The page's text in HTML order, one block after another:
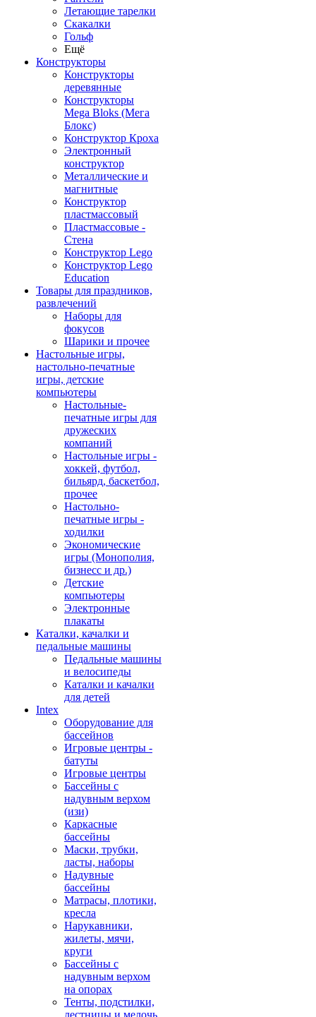
Летающие тарелки
Скакалки
Гольф
Ещё
Конструкторы
Конструкторы
деревянные
Конструкторы
Mega Bloks (Мега
Блокс)
Конструктор Кроха
Электронный
конструктор
Металлические и
магнитные
Конструктор
пластмассовый
Пластмассовые -
Стена
Конструктор Lego
Конструктор Lego
Education
Товары для праздников,
развлечений
Наборы для
фокусов
Шарики и прочее
Настольные игры,
настольно-печатные
игры, детские
компьютеры
Настольные-
печатные игры для
дружеских
компаний
Настольные игры -
хоккей, футбол,
бильярд, баскетбол,
прочее
Настольно-
печатные игры -
ходилки
Экономические
игры (Монополия,
бизнесс и др.)
Детские
компьютеры
Электронные
плакаты
Каталки, качалки и
педальные машины
Педальные машины
и велосипеды
Каталки и качалки
для детей
Intex
Оборудование для
бассейнов
Игровые центры -
батуты
Игровые центры
Бассейны с
надувным верхом
(изи)
Каркасные
бассейны
Маски, трубки,
ласты, наборы
Надувные
бассейны
Матрасы, плотики,
кресла
Нарукавники,
жилеты, мячи,
круги
Бассейны с
надувным верхом
на опорах
Тенты, подстилки,
лестницы и мелочь